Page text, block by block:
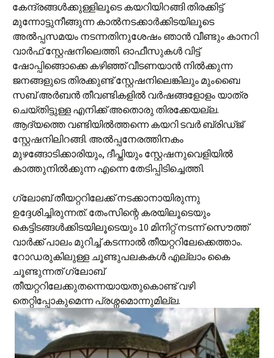
കേന്ദ്രങ്ങള്‍ക്കുള്ളിലൂടെ കയറിയിറങ്ങി തിരക്കിട്ട്
മുന്നോട്ടുനീങ്ങുന്ന കാല്‍നടക്കാര്‍ക്കിടയിലൂടെ
അല്‍പ്പസമയം നടന്നതിനുശേഷം ഞാന്‍ വീണ്ടും കാനറി
വാര്‍ഫ് സ്റ്റേഷനിലെത്തി. ഓഫീസുകള്‍ വിട്ട്
ഷോപ്പിങ്ങൊക്കെ കഴിഞ്ഞ് വീടണയാന്‍ നില്‍ക്കുന്ന
ജനങ്ങളുടെ തിരക്കുണ്ട് സ്റ്റേഷനിലെങ്കിലും മുംബൈ
സബ് അര്‍ബന്‍ തീവണ്ടികളില്‍ വര്‍ഷങ്ങളോളം യാത്ര
ചെയ്തിട്ടുള്ള എനിക്ക് അതൊരു തിരക്കേയല്ല.
ആദ്യത്തെ വണ്ടിയില്‍ത്തന്നെ കയറി ടവര്‍ ബ്രിഡ്ജ്
സ്റ്റേഷനിലിറങ്ങി. അല്‍പ്പനേരത്തിനകം
മുഴങ്ങോടിക്കാരിയും, ദീപ്തിയും സ്റ്റേഷനുവെളിയില്‍
കാത്തുനില്‍ക്കുന്ന എന്നെ തേടിപ്പിടിച്ചെത്തി.
ഗ്ലോബ് തീയറ്ററിലേക്ക് നടക്കാനായിരുന്നു
ഉദ്ദേശിച്ചിരുന്നത്. തേംസിന്റെ കരയിലൂടെയും
കെട്ടിടങ്ങള്‍ക്കിടയിലൂടെയും 10 മിനിറ്റ് നടന്ന് സൌത്ത്
വാര്‍ക്ക് പാലം മുറിച്ച് കടന്നാല്‍ തീയറ്ററിലേക്കെത്താം.
റോഡരുകിലുള്ള ചൂണ്ടുപലകകള്‍ എല്ലാം കൈ
ചൂണ്ടുന്നത് ഗ്ലോബ്
തീയറ്ററിലേക്കുതന്നെയായതുകൊണ്ട് വഴി
തെറ്റിപ്പോകുമെന്ന പ്രശ്നമൊന്നുമില്ല.